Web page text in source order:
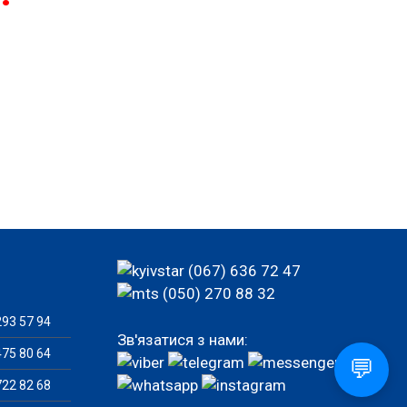
57 94
80 64
82 68
(067) 636 72 47
(050) 270 88 32
Зв'язатися з нами:
💬